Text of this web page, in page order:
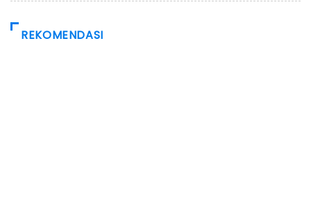
REKOMENDASI